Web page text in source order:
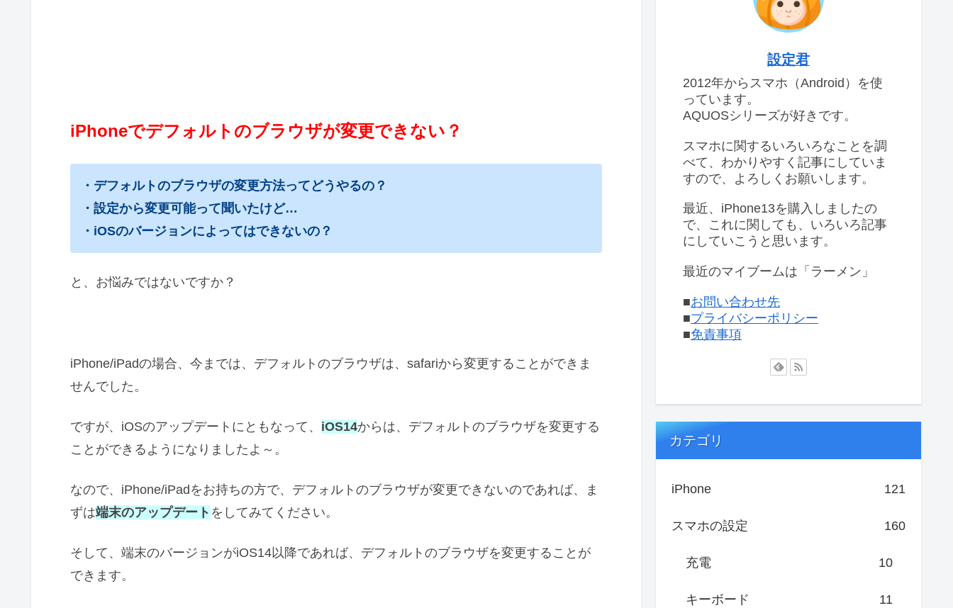
iPhoneでデフォルトのブラウザが変更できない？
・デフォルトのブラウザの変更方法ってどうやるの？
・設定から変更可能って聞いたけど…
・iOSのバージョンによってはできないの？
と、お悩みではないですか？
iPhone/iPadの場合、今までは、デフォルトのブラウザは、safariから変更することができま
せんでした。
ですが、iOSのアップデートにともなって、 iOS14からは、デフォルトのブラウザを変更する
ことができるようになりましたよ～。
なので、iPhone/iPadをお持ちの方で、デフォルトのブラウザが変更できないのであれば、ま
ずは端末のアップデート をしてみてください。
そして、端末のバージョンがiOS14以降であれば、デフォルトのブラウザを変更することが
できます。
設定君
2012年からスマホ（Android）を使
っています。
AQUOSシリーズが好きです。
スマホに関するいろいろなことを調
べて、わかりやすく記事にしていま
すので、よろしくお願いします。
最近、iPhone13を購入しましたの
で、これに関しても、いろいろ記事
にしていこうと思います。
最近のマイブームは「ラーメン」
■お問い合わせ先
■プライバシーポリシー
■免責事項
カテゴリ
iPhone 121
スマホの設定 160
充電 10
キーボード 11